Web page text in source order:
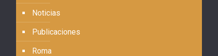
Noticias
Publicaciones
Roma